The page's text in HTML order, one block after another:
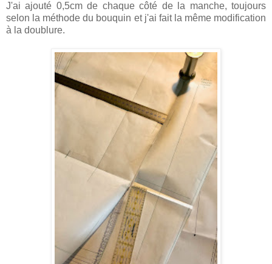
J'ai ajouté 0,5cm de chaque côté de la manche, toujours
selon la méthode du bouquin et j'ai fait la même modification
à la doublure.